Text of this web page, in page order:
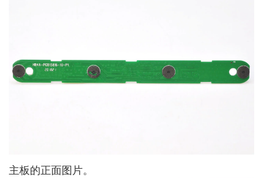
主板的正面图片。